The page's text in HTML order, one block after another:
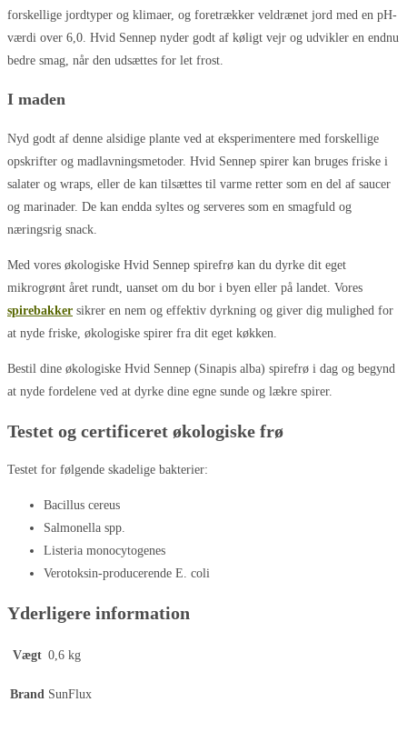
forskellige jordtyper og klimaer, og foretrækker veldrænet jord med en pH-
værdi over 6,0. Hvid Sennep nyder godt af køligt vejr og udvikler en endnu
bedre smag, når den udsættes for let frost.
I maden
Nyd godt af denne alsidige plante ved at eksperimentere med forskellige
opskrifter og madlavningsmetoder. Hvid Sennep spirer kan bruges friske i
salater og wraps, eller de kan tilsættes til varme retter som en del af saucer
og marinader. De kan endda syltes og serveres som en smagfuld og
næringsrig snack.
Med vores økologiske Hvid Sennep spirefrø kan du dyrke dit eget
mikrogrønt året rundt, uanset om du bor i byen eller på landet. Vores
spirebakker sikrer en nem og effektiv dyrkning og giver dig mulighed for
at nyde friske, økologiske spirer fra dit eget køkken.
Bestil dine økologiske Hvid Sennep (Sinapis alba) spirefrø i dag og begynd
at nyde fordelene ved at dyrke dine egne sunde og lækre spirer.
Testet og certificeret økologiske frø
Testet for følgende skadelige bakterier:
Bacillus cereus
Salmonella spp.
Listeria monocytogenes
Verotoksin-producerende E. coli
Yderligere information
Vægt 0,6 kg
Brand SunFlux